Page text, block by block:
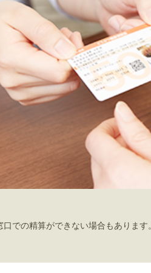
での精算ができない場合もあります